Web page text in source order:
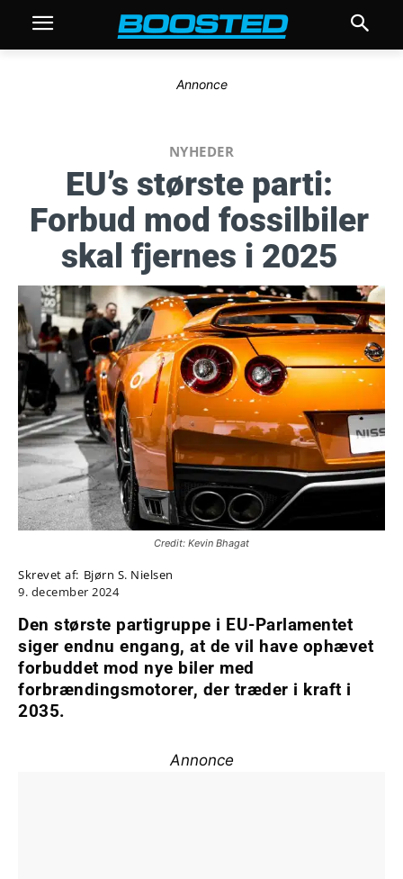
Annonce
NYHEDER
EU’s største parti:
Forbud mod fossilbiler
skal fjernes i 2025
Credit: Kevin Bhagat
Skrevet af: Bjørn S. Nielsen
9. december 2024
Den største partigruppe i EU-Parlamentet
siger endnu engang, at de vil have ophævet
forbuddet mod nye biler med
forbrændingsmotorer, der træder i kraft i
2035.
Annonce